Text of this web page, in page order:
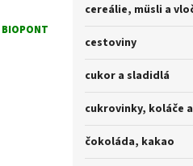
cereálie, müsli a
cestoviny
cukor a sladidlá
cukrovinky, koláče
čokoláda, kakao
BIOPONT